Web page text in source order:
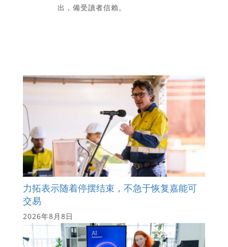
出，備受讀者信賴。
力拓表示随着停摆结束，不急于恢复嘉能可
交易
2026年8月8日